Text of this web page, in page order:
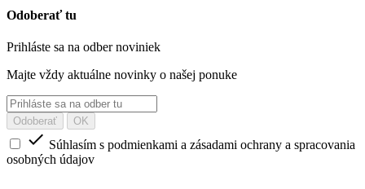
Odoberať tu
Prihláste sa na odber noviniek
Majte vždy aktuálne novinky o našej ponuke
 Súhlasím s podmienkami a zásadami ochrany a spracovania
osobných údajov